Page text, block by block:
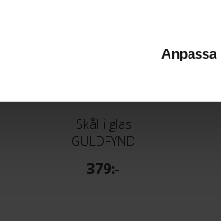
Anpassa
Skål i glas
GULDFYND
379:-